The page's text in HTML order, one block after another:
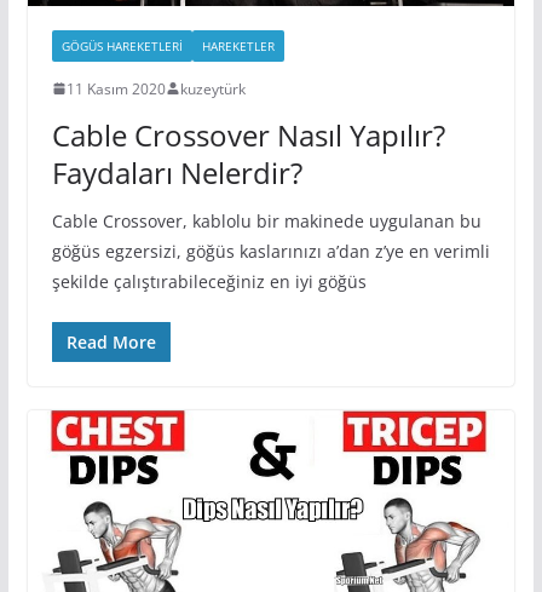
GÖGÜS HAREKETLERI HAREKETLER
11 Kasım 2020 kuzeytürk
Cable Crossover Nasıl Yapılır?
Faydaları Nelerdir?
Cable Crossover, kablolu bir makinede uygulanan bu
göğüs egzersizi, göğüs kaslarınızı a’dan z’ye en verimli
şekilde çalıştırabileceğiniz en iyi göğüs
Read More